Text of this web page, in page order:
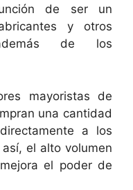
de ser un
y otros
de los
mayoristas de
una cantidad
a los
el alto volumen
el poder de